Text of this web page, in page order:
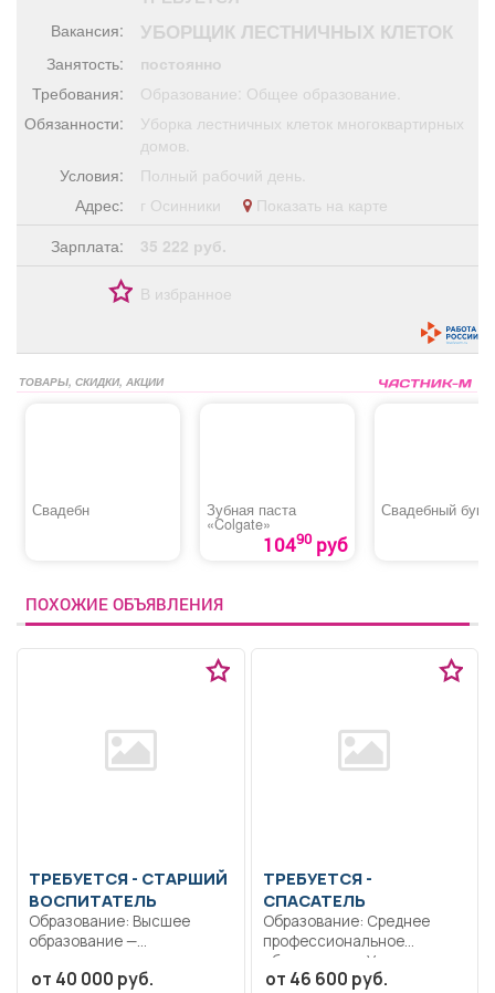
ТВ программа
Вакансия: УБОРЩИК ЛЕСТНИЧНЫХ КЛЕТОК
Занятость:
постоянно
Требования:
Образование: Общее образование.
Обязанности:
Уборка лестничных клеток многоквартирных
домов.
Условия:
Полный рабочий день.
Адрес:
г Осинники
Показать на карте
Зарплата:
35 222 руб.
В избранное
ТОВАРЫ, СКИДКИ, АКЦИИ
Свадебн Зубная паста
«Colgate»
10490руб
Свадебный
ПОХОЖИЕ ОБЪЯВЛЕНИЯ
ТРЕБУЕТСЯ - СТАРШИЙ
ВОСПИТАТЕЛЬ
Образование: Высшее
образование —
магистратура..
от 40 000 руб.
ТРЕБУЕТСЯ -
СПАСАТЕЛЬ
Образование: Среднее
профессиональное
образование.. Участие в
проведении мероприятий
от 46 600 руб.